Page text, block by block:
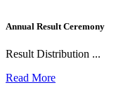
Annual Result Ceremony
Result Distribution ...
Read More